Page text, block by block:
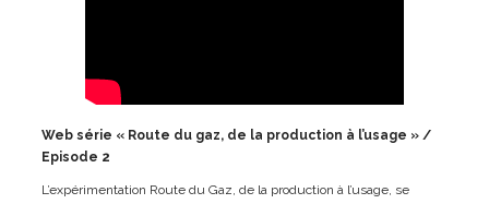
Web série « Route du gaz, de la production à l’usage » /
Episode 2
L’expérimentation Route du Gaz, de la production à l’usage, se